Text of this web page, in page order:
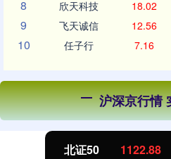
8 欣天科技 18.02
9 飞天诚信 12.56
10 任子行 7.16
沪深京行情
北证50 1122.88